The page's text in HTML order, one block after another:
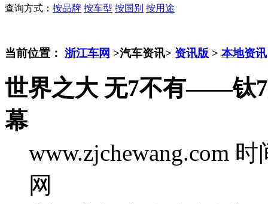
查询方式： 按品牌 按车型 按国别 按用途
当前位置： 浙江车网 >汽车资讯> 资讯版 > 本地资讯
世界之大 无7不有——钛
幕
www.zjchewang.com 时
网